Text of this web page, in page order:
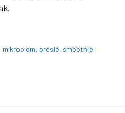
, mikrobiom, préslé, smoothie